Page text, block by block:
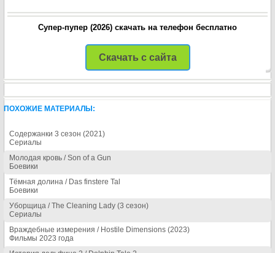
Супер-пупер (2026) скачать на телефон бесплатно
Скачать с сайта
ПОХОЖИЕ МАТЕРИАЛЫ:
Содержанки 3 сезон (2021)
Сериалы
Молодая кровь / Son of a Gun
Боевики
Тёмная долина / Das finstere Tal
Боевики
Уборщица / The Cleaning Lady (3 сезон)
Сериалы
Враждебные измерения / Hostile Dimensions (2023)
Фильмы 2023 года